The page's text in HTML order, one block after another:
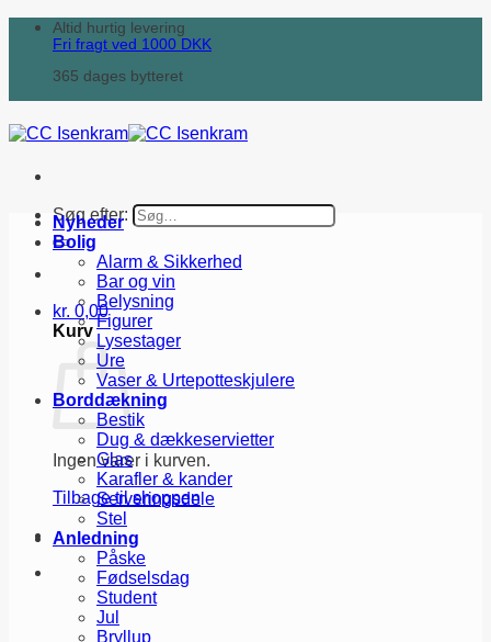
Altid hurtig levering
Fri fragt ved 1000 DKK
365 dages bytteret
Søg efter:
kr. 0,00
Kurv
Ingen varer i kurven.
Tilbage til shoppen
Nyheder
Bolig
Alarm & Sikkerhed
Bar og vin
Belysning
Figurer
Lysestager
Ure
Vaser & Urtepotteskjulere
Borddækning
Bestik
Dug & dækkeservietter
Glas
Karafler & kander
Serveringsdele
Stel
Anledning
Påske
Fødselsdag
Student
Jul
Bryllup